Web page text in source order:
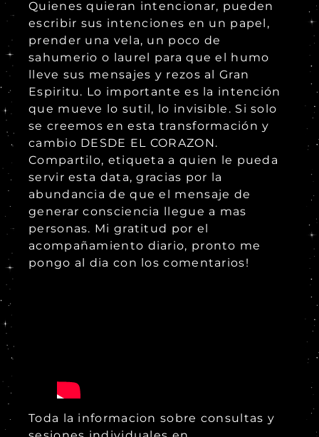
Quienes quieran intencionar, pueden
escribir sus intenciones en un papel,
prender una vela, un poco de
sahumerio o laurel para que el humo
lleve sus mensajes y rezos al Gran
Espiritu. Lo importante es la intención
que mueve lo sutil, lo invisible. Si solo
se creemos en esta transformación y
cambio DESDE EL CORAZON.
Compartilo, etiqueta a quien le pueda
servir esta data, gracias por la
abundancia de que el mensaje de
generar consciencia llegue a mas
personas. Mi gratitud por el
acompañamiento diario, pronto me
pongo al dia con los comentarios!
Toda la informacion sobre consultas y